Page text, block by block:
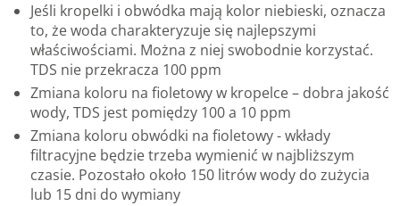
Jeśli kropelki i obwódka mają kolor niebieski, oznacza
to, że woda charakteryzuje się najlepszymi
właściwościami. Można z niej swobodnie korzystać.
TDS nie przekracza 100 ppm
Zmiana koloru na fioletowy w kropelce – dobra jakość
wody, TDS jest pomiędzy 100 a 10 ppm
Zmiana koloru obwódki na fioletowy - wkłady
filtracyjne będzie trzeba wymienić w najbliższym
czasie. Pozostało około 150 litrów wody do zużycia
lub 15 dni do wymiany